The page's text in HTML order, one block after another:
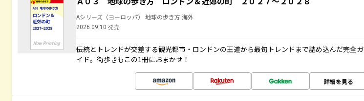
Aシリーズ（ヨーロッパ） 地球の歩き方 海外
2026.09.10 発売
伝統とトレンドが交差する観光都市・ロンドンの王道から最旬トレンドまで詰め込んだ完全ガ
イド。街歩きもこの1冊におまかせ！
詳細を見る